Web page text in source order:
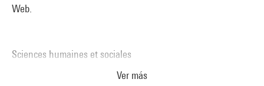
Web.
Sciences humaines et sociales
Ver más